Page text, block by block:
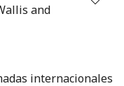
and
internacionales